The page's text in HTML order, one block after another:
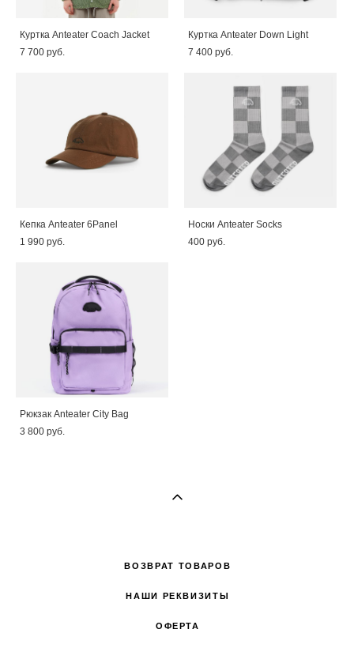
Куртка Anteater Coach Jacket
7 700 pуб.
Куртка Anteater Down Light
7 400 pуб.
Кепка Anteater 6Panel
1 990 pуб.
Носки Anteater Socks
400 pуб.
Рюкзак Anteater City Bag
3 800 pуб.
ВОЗВРАТ ТОВАРОВ
НАШИ РЕКВИЗИТЫ
ОФЕРТА